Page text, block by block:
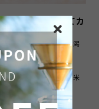
飲むと、かえってカ
すので、暑くて喉が渇
いわれています。
！というときに、玄米
す。